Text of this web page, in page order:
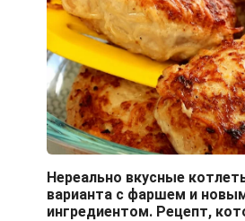
Нереально вкусные
варианта с фаршем и
ингредиентом. Рецепт,